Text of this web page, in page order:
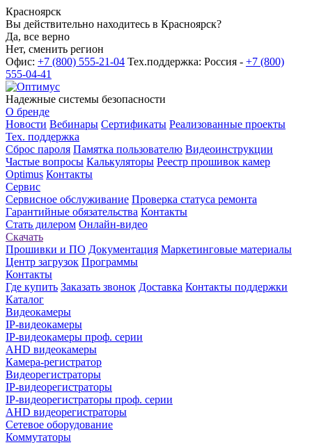
Красноярск
Вы действительно находитесь в Красноярск?
Да, все верно
Нет, сменить регион
Офис: +7 (800) 555-21-04 Тех.поддержка: Россия - +7 (800)
555-04-41
Надежные системы безопасности
О бренде
Новости Вебинары Сертификаты Реализованные проекты
Тех. поддержка
Сброс пароля Памятка пользователю Видеоинструкции
Частые вопросы Калькуляторы Реестр прошивок камер
Optimus Контакты
Сервис
Сервисное обслуживание Проверка статуса ремонта
Гарантийные обязательства Контакты
Стать дилером Онлайн-видео
Скачать
Прошивки и ПО Документация Маркетинговые материалы
Центр загрузок Программы
Контакты
Где купить Заказать звонок Доставка Контакты поддержки
Каталог
Видеокамеры
IP-видеокамеры
IP-видеокамеры проф. серии
AHD видеокамеры
Камера-регистратор
Видеорегистраторы
IP-видеорегистраторы
IP-видеорегистраторы проф. серии
AHD видеорегистраторы
Сетевое оборудование
Коммутаторы